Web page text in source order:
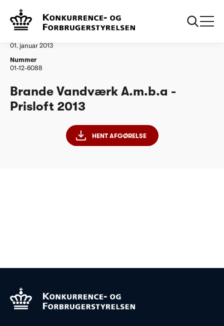
Vandtilsyn
01. januar 2013
Nummer
01-12-6088
Brande Vandværk A.m.b.a -
Prisloft 2013
HENT AFGØRELSE